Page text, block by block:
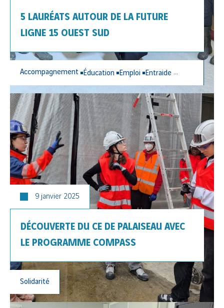
5 LAURÉATS AUTOUR DE LA FUTURE
LIGNE 15 OUEST SUD
Accompagnement Éducation Emploi Entraide Insertion
9 janvier 2025
DÉCOUVERTE DU CE DE PALAISEAU AVEC
LE PROGRAMME COMPASS
Solidarité